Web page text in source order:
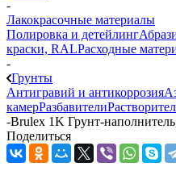
-
Лакокрасочные материалы
Полировка и детейлинг
краски, RALРасходные
-
Грунты
Антигравий и антикоррозия
камерРазбавители
-Brulex 1K Грунт-
Поделиться